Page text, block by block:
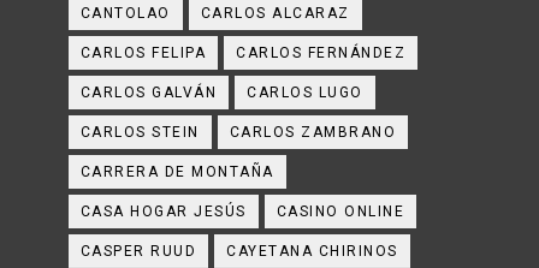
CANTOLAO CARLOS ALCARAZ
CARLOS FELIPA CARLOS FERNÁNDEZ
CARLOS GALVÁN CARLOS LUGO
CARLOS STEIN CARLOS ZAMBRANO
CARRERA DE MONTAÑA
CASA HOGAR JESÚS CASINO ONLINE
CASPER RUUD CAYETANA CHIRINOS